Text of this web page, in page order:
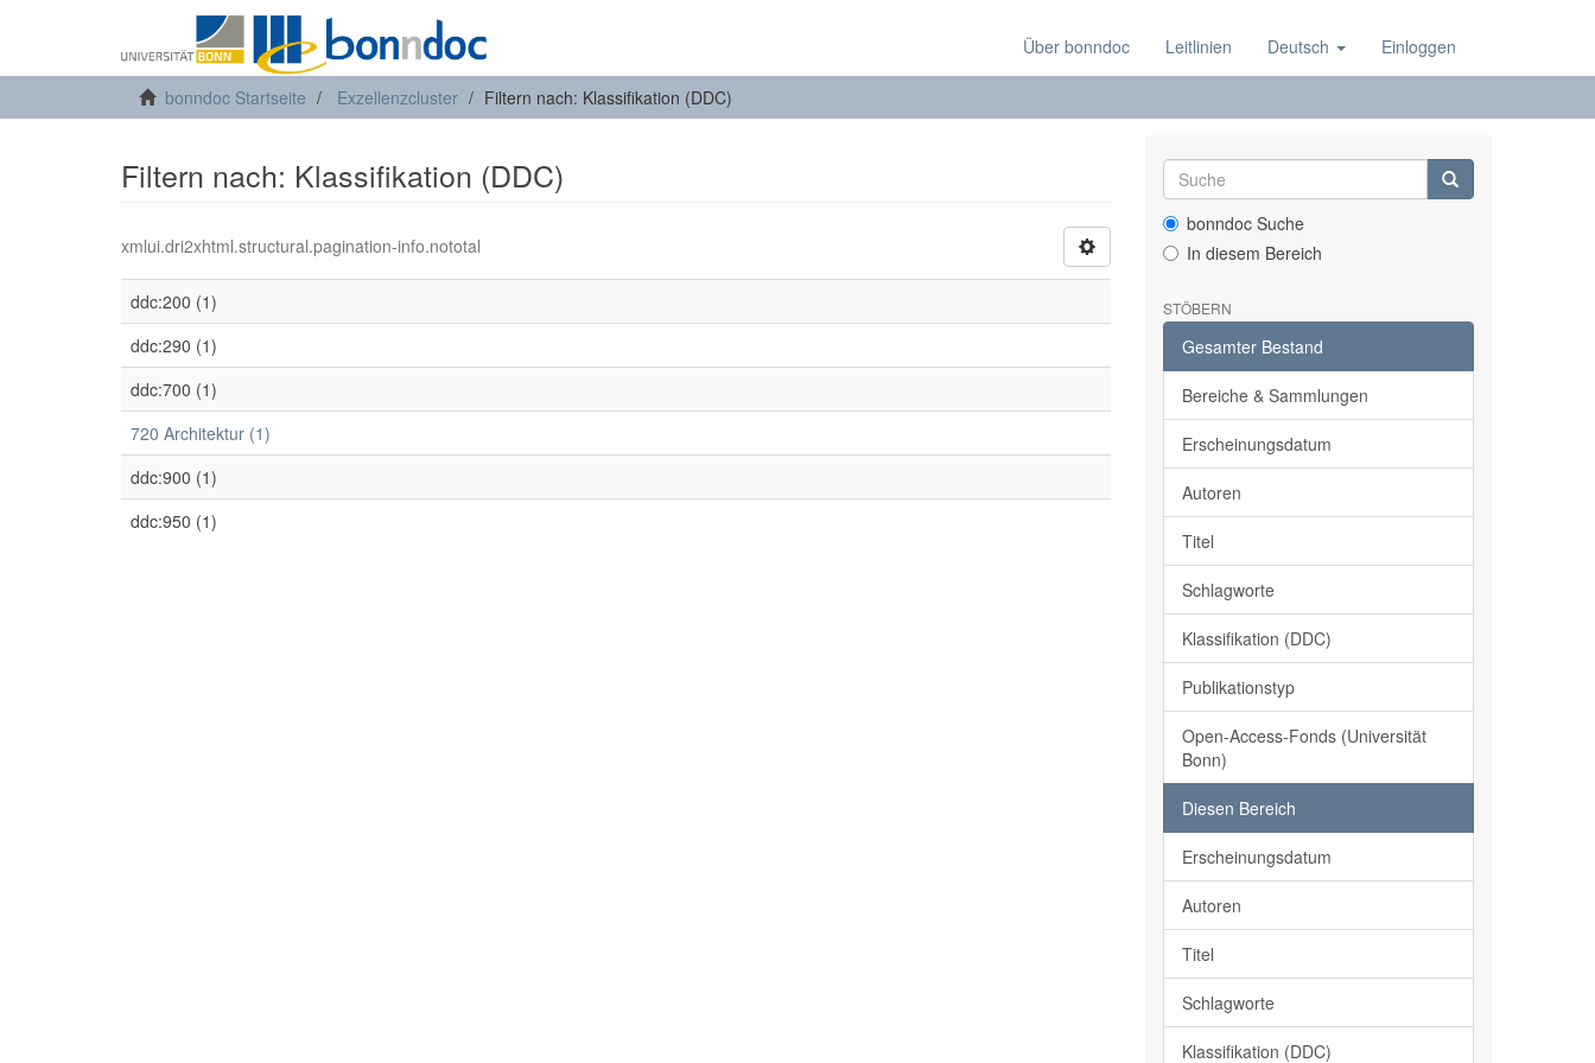
Über bonndoc Leitlinien Deutsch Einloggen
bonndoc Startseite Exzellenzcluster Filtern nach: Klassifikation (DDC)
Filtern nach: Klassifikation (DDC)
xmlui.dri2xhtml.structural.pagination-info.nototal
ddc:200 (1)
ddc:290 (1)
ddc:700 (1)
720 Architektur (1)
ddc:900 (1)
ddc:950 (1)
bonndoc Suche
In diesem Bereich
STÖBERN
Gesamter Bestand
Bereiche & Sammlungen
Erscheinungsdatum
Autoren
Titel
Schlagworte
Klassifikation (DDC)
Publikationstyp
Open-Access-Fonds (Universität
Bonn)
Diesen Bereich
Erscheinungsdatum
Autoren
Titel
Schlagworte
Klassifikation (DDC)